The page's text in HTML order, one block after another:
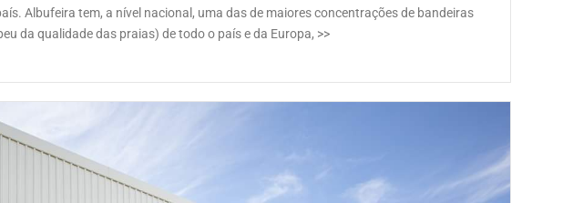
Albufeira tem, a nível nacional, uma das de maiores concentrações de bandeiras
da qualidade das praias) de todo o país e da Europa, >>